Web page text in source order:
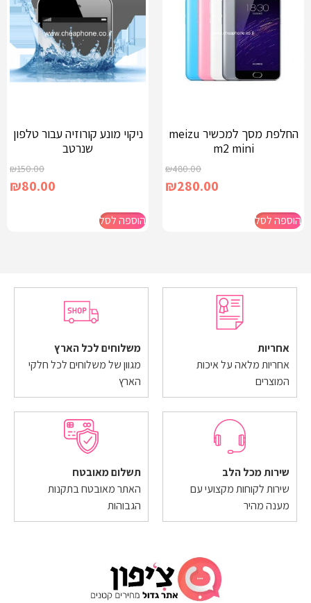
החלפת מסך למכשיר meizu
m2 mini
₪480.00
₪280.00
הוספה לסל
ניקוי מונע קורוזיה עבור טלפון
שנרטב
₪150.00
₪80.00
הוספה לסל
אחריות
אחריות מלאה על איכות
המוצרים
משלוחים לכל הארץ
מגוון של משלוחים לכל חלקי
הארץ
שירות מכל הלב
שירות לקוחות מקצועי עם
מענה מהיר
תשלום מאובטח
האתר מאובטח בתקנות
הגבוהות